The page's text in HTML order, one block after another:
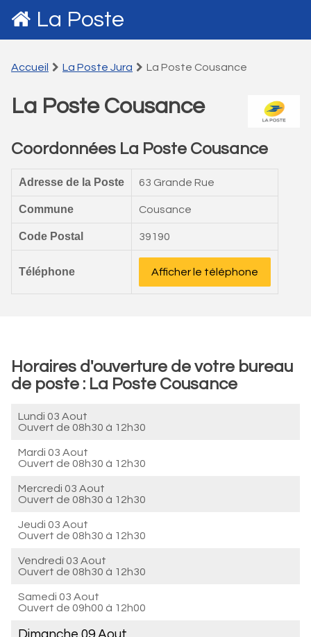
La Poste
Accueil La Poste Jura La Poste Cousance
La Poste Cousance
Coordonnées La Poste Cousance
Adresse de la Poste 63 Grande Rue
Commune Cousance
Code Postal 39190
Téléphone Afficher le téléphone
Horaires d'ouverture de votre bureau
de poste : La Poste Cousance
Lundi 03 Aout
Ouvert de 08h30 à 12h30
Mardi 03 Aout
Ouvert de 08h30 à 12h30
Mercredi 03 Aout
Ouvert de 08h30 à 12h30
Jeudi 03 Aout
Ouvert de 08h30 à 12h30
Vendredi 03 Aout
Ouvert de 08h30 à 12h30
Samedi 03 Aout
Ouvert de 09h00 à 12h00
Dimanche 09 Aout